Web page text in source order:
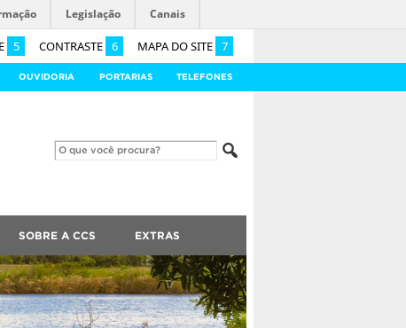
5 CONTRASTE 6 MAPA DO SITE 7
Legislação Canais
OUVIDORIA PORTARIAS TELEFONES
SOBRE A CCS EXTRAS